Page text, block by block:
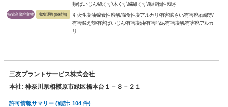
類/ばいじん/紙くず/木くず/繊維くず/動植物性残さ
特管産業廃棄物 収集運搬(保積無)
引火性廃油/腐食性廃酸/腐食性廃アルカリ/有害鉱さい/有害廃石綿等/
有害燃え殻/有害ばいじん/有害廃油/有害汚泥/有害廃酸/有害廃アルカ
リ
三友プラントサービス株式会社
本社: 神奈川県相模原市緑区橋本台１－８－２１
許可情報サマリー (総計: 104 件)